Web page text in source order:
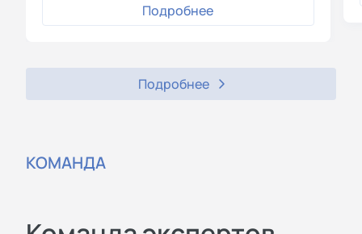
Подробнее
Подробнее
КОМАНДА